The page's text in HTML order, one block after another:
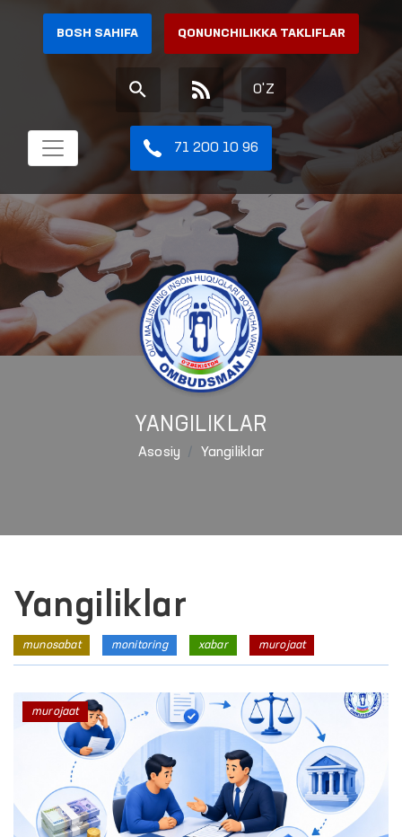
BOSH SAHIFA QONUNCHILIKKA TAKLIFLAR
O'Z
71 200 10 96
YANGILIKLAR
Asosiy Yangiliklar
Yangiliklar
munosabat monitoring xabar murojaat
murojaat